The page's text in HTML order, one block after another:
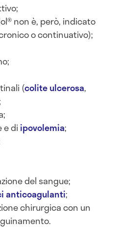
non è, però, indicato
o continuativo);
(colite ulcerosa,
e di ipovolemia;
del sangue;
anticoagulanti;
chirurgica con un